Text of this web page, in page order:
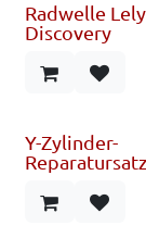
Radwelle Lely
Discovery
Y-Zylinder-
Reparatursatz